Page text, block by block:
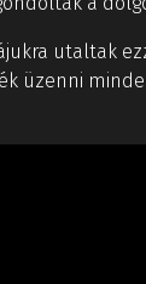
utaltak
üzenni